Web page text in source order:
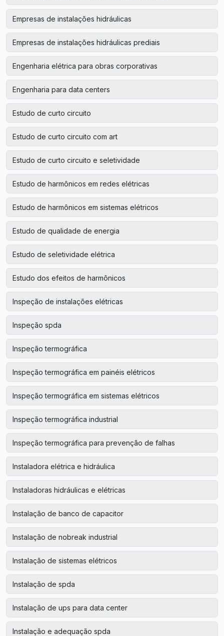
Empresas de instalações hidráulicas
Empresas de instalações hidráulicas prediais
Engenharia elétrica para obras corporativas
Engenharia para data centers
Estudo de curto circuito
Estudo de curto circuito com art
Estudo de curto circuito e seletividade
Estudo de harmônicos em redes elétricas
Estudo de harmônicos em sistemas elétricos
Estudo de qualidade de energia
Estudo de seletividade elétrica
Estudo dos efeitos de harmônicos
Inspeção de instalações elétricas
Inspeção spda
Inspeção termográfica
Inspeção termográfica em painéis elétricos
Inspeção termográfica em sistemas elétricos
Inspeção termográfica industrial
Inspeção termográfica para prevenção de falhas
Instaladora elétrica e hidráulica
Instaladoras hidráulicas e elétricas
Instalação de banco de capacitor
Instalação de nobreak industrial
Instalação de sistemas elétricos
Instalação de spda
Instalação de ups para data center
Instalação e adequação spda